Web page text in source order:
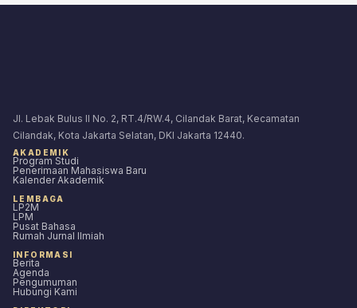
Jl. Lebak Bulus II No. 2, RT.4/RW.4, Cilandak Barat, Kecamatan
Cilandak, Kota Jakarta Selatan, DKI Jakarta 12440.
AKADEMIK
Program Studi
Penerimaan Mahasiswa Baru
Kalender Akademik
LEMBAGA
LP2M
LPM
Pusat Bahasa
Rumah Jurnal Ilmiah
INFORMASI
Berita
Agenda
Pengumuman
Hubungi Kami